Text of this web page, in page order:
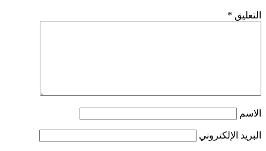
التعليق *
الاسم
البريد الإلكتروني